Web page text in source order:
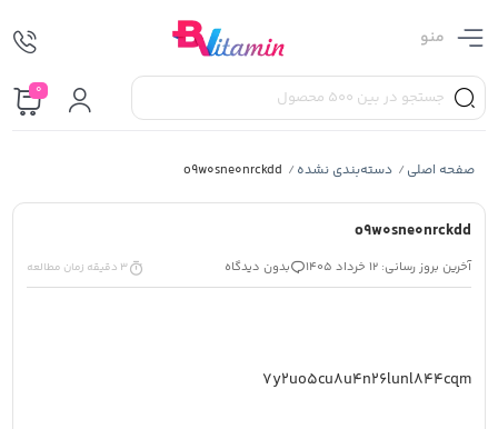
منو
0
صفحه اصلی / دسته‌بندی نشده /
o9w0sne0nrckdd
o9w0sne0nrckdd
آخرین بروز رسانی: 12 خرداد 1405 بدون دیدگاه 3 دقیقه زمان مطالعه
7y2uo5cu8u4n26lunl844cqm